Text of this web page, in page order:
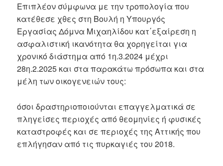
Επιπλέον σύμφωνα με την τροπολογία που
κατέθεσε χθες στη Βουλή η Υπουργός
Εργασίας Δόμνα Μιχαηλίδου κατ΄εξαίρεση η
ασφαλιστική ικανότητα θα χορηγείται για
χρονικό διάστημα από 1η.3.2024 μέχρι
28η.2.2025 και στα παρακάτω πρόσωπα και στα
μέλη των οικογενειών τους:
όσοι δραστηριοποιούνται επαγγελματικά σε
πληγείσες περιοχές από θεομηνίες ή φυσικές
καταστροφές και σε περιοχές της Αττικής που
επλήγησαν από τις πυρκαγιές του 2018.